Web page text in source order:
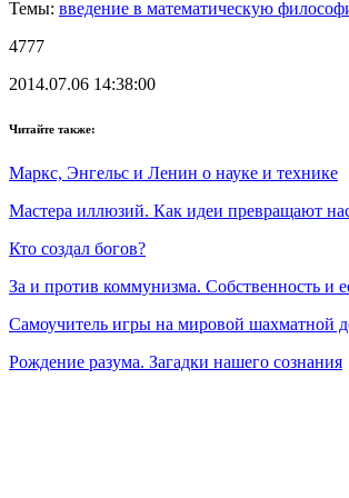
Темы: введение в математическую
4777
2014.07.06 14:38:00
Читайте также:
Маркс, Энгельс и Ленин о науке и технике
Мастера иллюзий. Как идеи превращают
Кто создал богов?
За и против коммунизма. Собственность и
Самоучитель игры на мировой шахматной
Рождение разума. Загадки нашего сознания